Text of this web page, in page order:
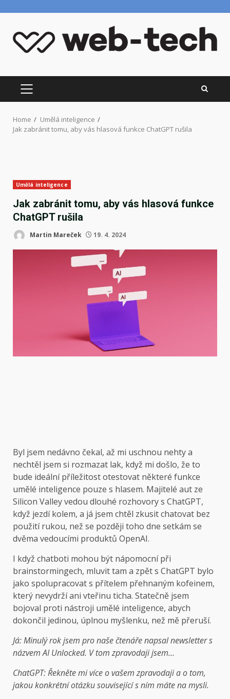
content
PRIMARY
MENU
Home
Umělá inteligence
Jak zabránit tomu, aby vás hlasová funkce ChatGPT rušila
Umělá inteligence
Jak zabránit tomu, aby vás hlasová funkce
ChatGPT rušila
Martin Mareček 19. 4. 2024
Byl jsem nedávno čekal, až mi uschnou nehty a
nechtěl jsem si rozmazat lak, když mi došlo, že to
bude ideální příležitost otestovat některé funkce
umělé inteligence pouze s hlasem. Majitelé aut ze
Silicon Valley vedou dlouhé rozhovory s ChatGPT,
když jezdí kolem, a já jsem chtěl zkusit chatovat bez
použití rukou, než se později toho dne setkám se
dvěma vedoucími produktů OpenAI.
I když chatboti mohou být nápomocní při
brainstormingech, mluvit tam a zpět s ChatGPT bylo
jako spolupracovat s přítelem přehnaným kofeinem,
který nevydrží ani vteřinu ticha. Statečně jsem
bojoval proti nástroji umělé inteligence, abych
dokončil jedinou, úplnou myšlenku, než mě přeruší.
Já: Minulý rok jsem pro naše čtenáře napsal newsletter s
názvem AI Unlocked. V tom zpravodaji jsem…
ChatGPT: Řekněte mi více o vašem zpravodaji a o tom,
jakou konkrétní otázku související s ním máte na mysli.